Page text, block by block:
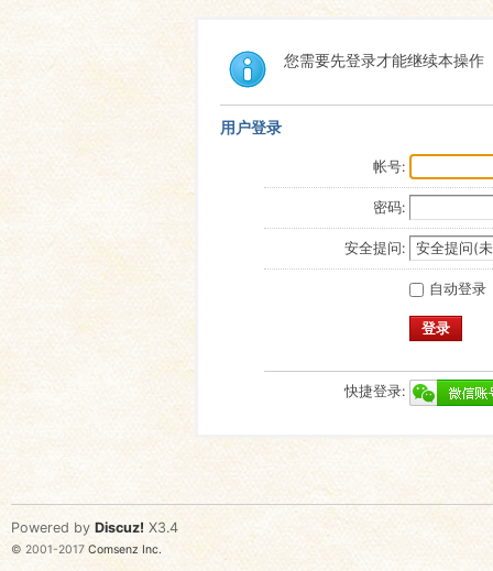
您需要先登录才能继续本操作
用户登录
帐号:
密码:
安全提问:
自动登录
登录
快捷登录:
Powered by Discuz! X3.4
© 2001-2017 Comsenz Inc.